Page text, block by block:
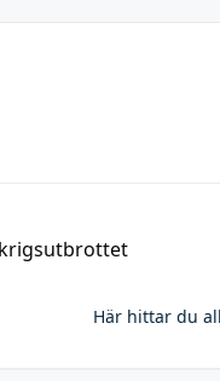
Här hittar du